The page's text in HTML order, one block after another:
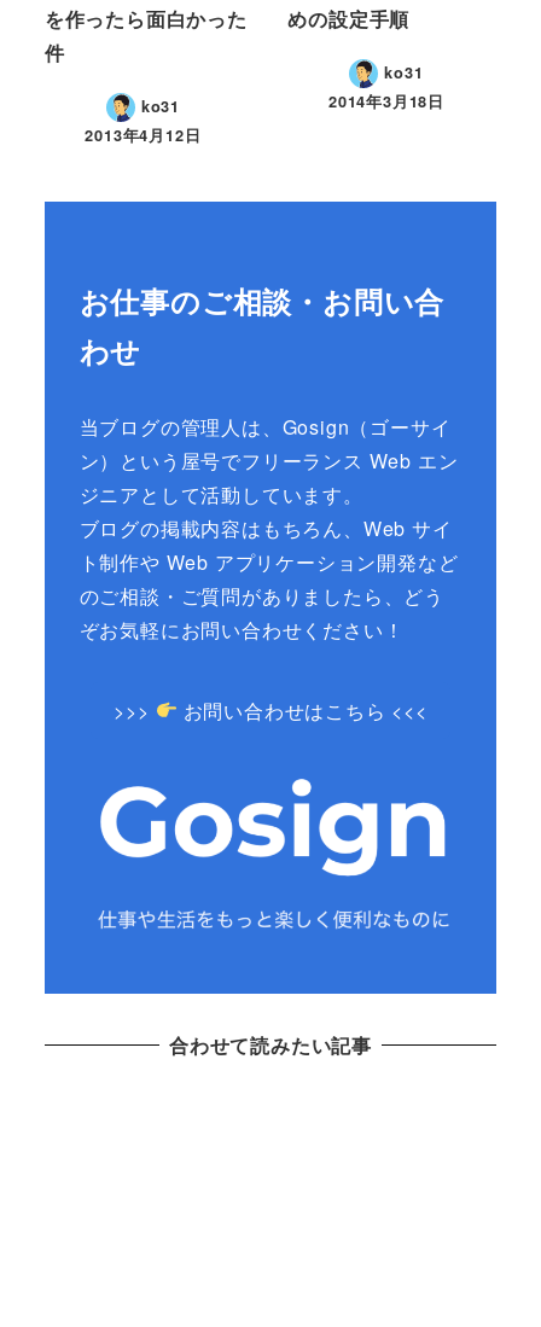
を作ったら面白かった
件
ko31
2013年4月12日
めの設定手順
ko31
2014年3月18日
お仕事のご相談・お問い合
わせ
当ブログの管理人は、Gosign（ゴーサイ
ン）という屋号でフリーランス Web エン
ジニアとして活動しています。
ブログの掲載内容はもちろん、Web サイ
ト制作や Web アプリケーション開発など
のご相談・ご質問がありましたら、どう
ぞお気軽にお問い合わせください！
>>> お問い合わせはこちら <<<
合わせて読みたい記事